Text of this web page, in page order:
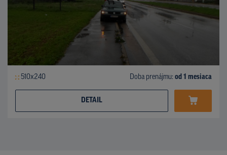
510x240 Doba prenájmu: od 1 mesiaca
DETAIL